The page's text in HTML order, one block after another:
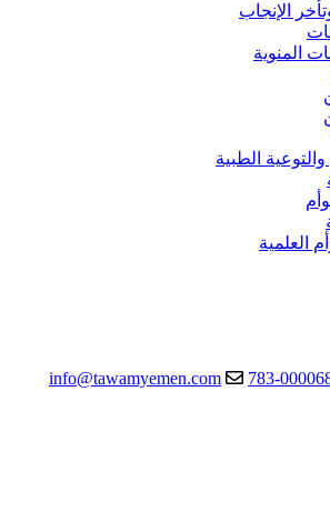
الإنجاب
المنوية
الطبية
العلمية
info@tawamyemen.com